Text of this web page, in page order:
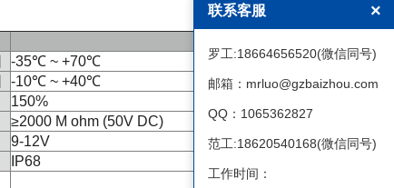
-35℃ ~ +70℃
-10℃ ~ +40℃
150%
≥2000 M ohm (50V DC)
9-12V
IP68
联系客服 ×
罗工:18664656520(微信同号)
邮箱：mrluo@gzbaizhou.com
QQ：1065362827
范工:18620540168(微信同号)
工作时间：